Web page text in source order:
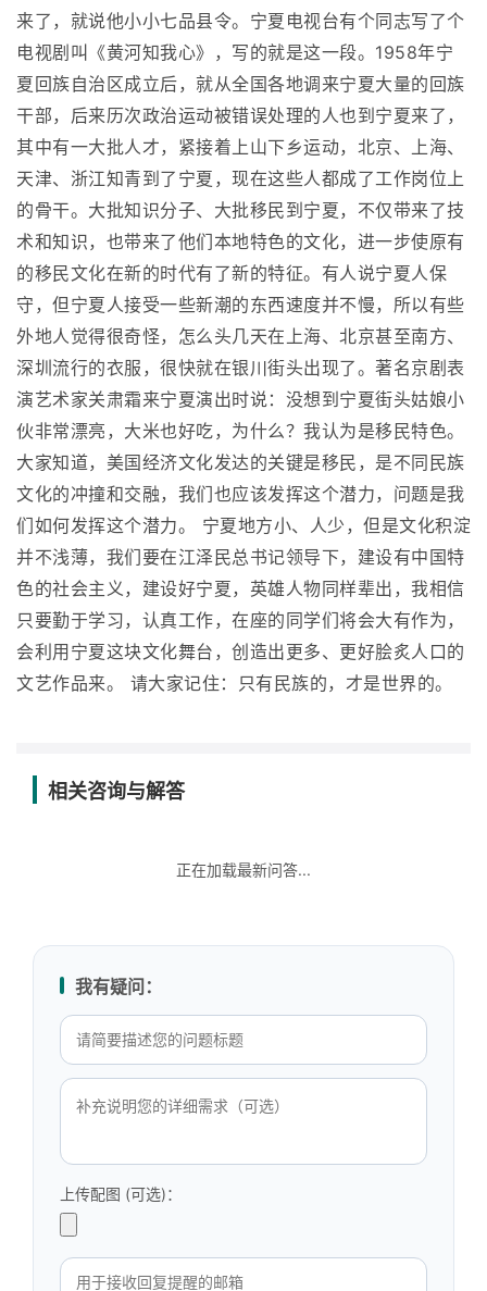
来了，就说他小小七品县令。宁夏电视台有个同志写了个
电视剧叫《黄河知我心》，写的就是这一段。1958年宁
夏回族自治区成立后，就从全国各地调来宁夏大量的回族
干部，后来历次政治运动被错误处理的人也到宁夏来了，
其中有一大批人才，紧接着上山下乡运动，北京、上海、
天津、浙江知青到了宁夏，现在这些人都成了工作岗位上
的骨干。大批知识分子、大批移民到宁夏，不仅带来了技
术和知识，也带来了他们本地特色的文化，进一步使原有
的移民文化在新的时代有了新的特征。有人说宁夏人保
守，但宁夏人接受一些新潮的东西速度并不慢，所以有些
外地人觉得很奇怪，怎么头几天在上海、北京甚至南方、
深圳流行的衣服，很快就在银川街头出现了。著名京剧表
演艺术家关肃霜来宁夏演出时说：没想到宁夏街头姑娘小
伙非常漂亮，大米也好吃，为什么？我认为是移民特色。
大家知道，美国经济文化发达的关键是移民，是不同民族
文化的冲撞和交融，我们也应该发挥这个潜力，问题是我
们如何发挥这个潜力。 宁夏地方小、人少，但是文化积淀
并不浅薄，我们要在江泽民总书记领导下，建设有中国特
色的社会主义，建设好宁夏，英雄人物同样辈出，我相信
只要勤于学习，认真工作，在座的同学们将会大有作为，
会利用宁夏这块文化舞台，创造出更多、更好脍炙人口的
文艺作品来。 请大家记住：只有民族的，才是世界的。
相关咨询与解答
正在加载最新问答...
我有疑问：
上传配图 (可选)：